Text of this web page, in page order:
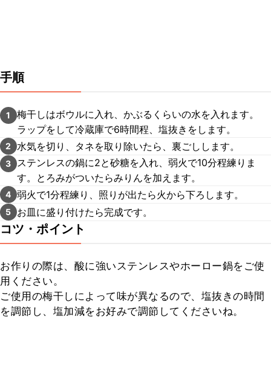
手順
1
梅干しはボウルに入れ、かぶるくらいの水を入れます。
ラップをして冷蔵庫で6時間程、塩抜きをします。
2 水気を切り、タネを取り除いたら、裏ごしします。
3
ステンレスの鍋に2と砂糖を入れ、弱火で10分程練りま
す。とろみがついたらみりんを加えます。
4 弱火で1分程練り、照りが出たら火から下ろします。
5 お皿に盛り付けたら完成です。
コツ・ポイント
お作りの際は、酸に強いステンレスやホーロー鍋をご使
用ください。
ご使用の梅干しによって味が異なるので、塩抜きの時間
を調節し、塩加減をお好みで調節してくださいね。